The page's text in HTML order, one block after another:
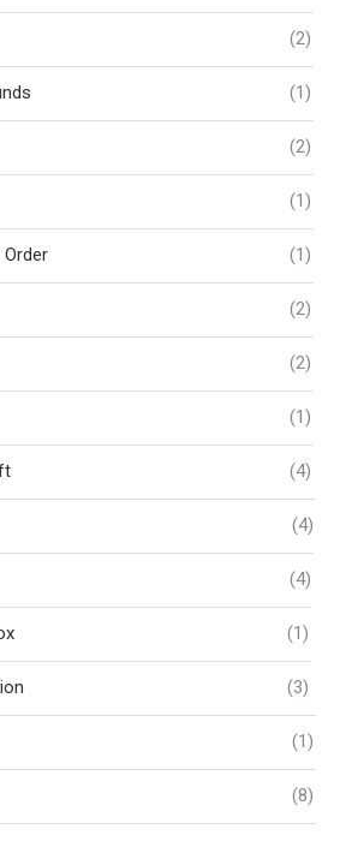
(2)
(1)
(2)
(1)
Order (1)
(2)
(2)
(1)
(4)
(4)
(4)
(1)
(3)
(1)
(8)